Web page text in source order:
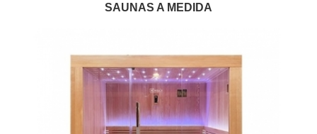
SAUNAS A MEDIDA